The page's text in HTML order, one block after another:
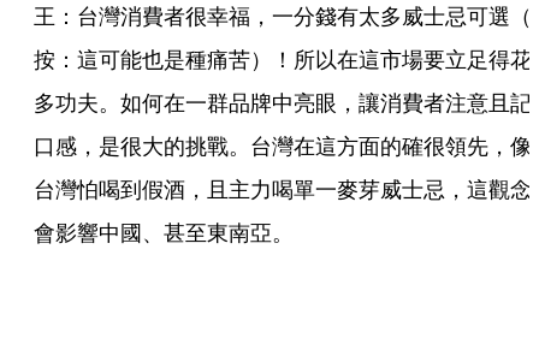
王：台灣消費者很幸福，一分錢有太多威士忌可選（
按：這可能也是種痛苦）！所以在這市場要立足得花
多功夫。如何在一群品牌中亮眼，讓消費者注意且記
口感，是很大的挑戰。台灣在這方面的確很領先，像
台灣怕喝到假酒，且主力喝單一麥芽威士忌，這觀念
會影響中國、甚至東南亞。